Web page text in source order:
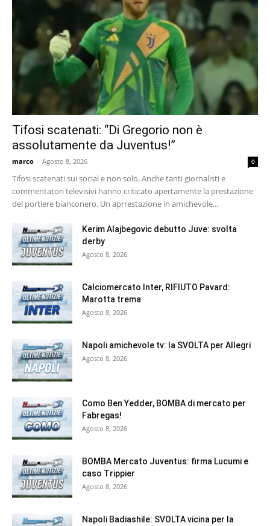
Tifosi scatenati: “Di Gregorio non è
assolutamente da Juventus!”
marco - Agosto 8, 2026 0
Tifosi scatenati sui social e non solo. Anche tanti giornalisti e
commentatori televisivi hanno criticato apertamente la prestazione
del portiere bianconero. Un aprrestazione in amichevole...
Kerim Alajbegovic debutto Juve: svolta
derby
Agosto 8, 2026
Calciomercato Inter, RIFIUTO Pavard:
Marotta trema
Agosto 8, 2026
Napoli amichevole tv: la SVOLTA per Allegri
Agosto 8, 2026
Como Ben Yedder, BOMBA di mercato per
Fabregas!
Agosto 8, 2026
BOMBA Mercato Juventus: firma Lucumi e
caso Trippier
Agosto 8, 2026
Napoli Badiashile: SVOLTA vicina per la